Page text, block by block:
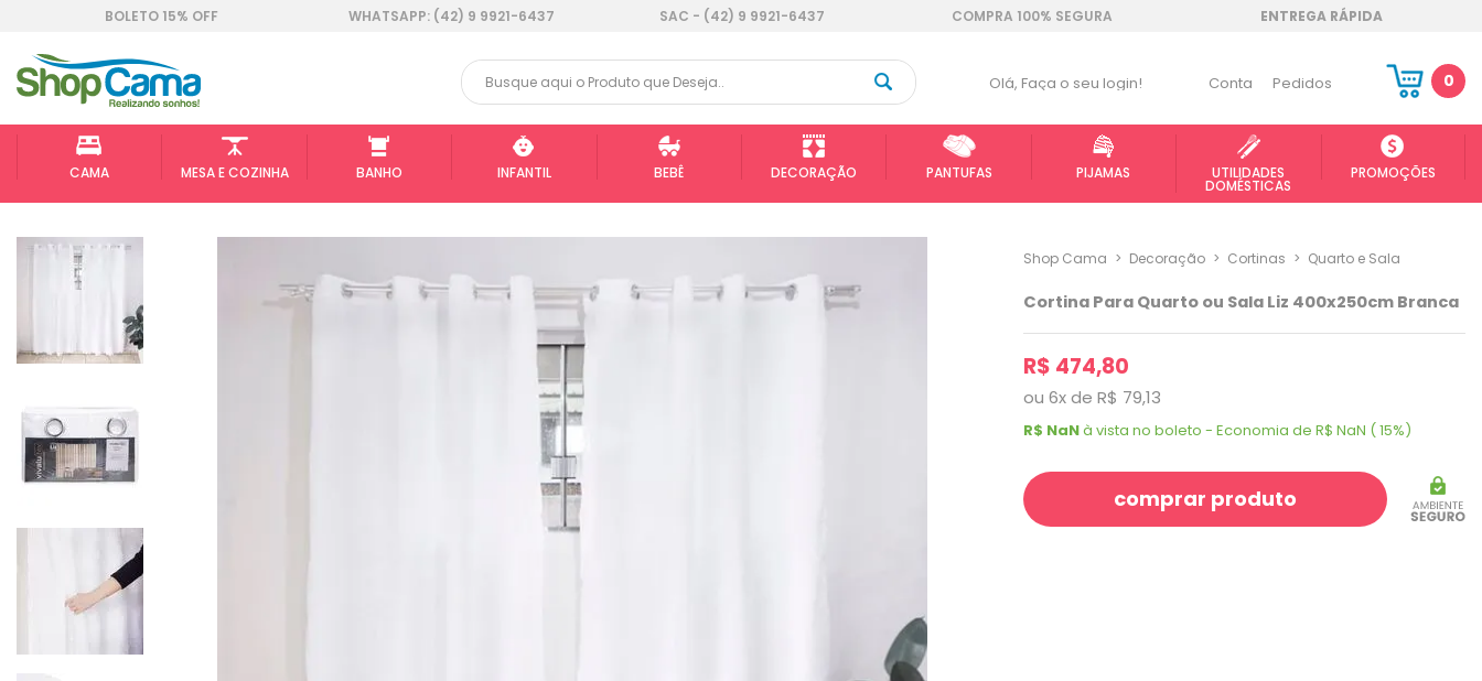
BOLETO 15% OFF WHATSAPP: (42) 9 9921-6437 SAC - (42) 9 9921-6437 COMPRA 100% SEGURA ENTREGA RÁPIDA
Olá, Faça o seu login! Conta Pedidos 0
CAMA MESA E COZINHA BANHO INFANTIL BEBÊ DECORAÇÃO PANTUFAS PIJAMAS UTILIDADES
DOMÉSTICAS
PROMOÇÕES
Shop Cama > Decoração > Cortinas > Quarto e Sala
Cortina Para Quarto ou Sala Liz 400x250cm Branca
R$ 474,80
ou 6xde R$ 79,13
R$ NaNà vista no boleto - Economia de R$ NaN ( 15%)
comprar produto